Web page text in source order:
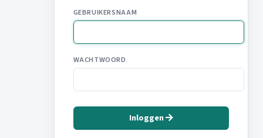
GEBRUIKERSNAAM
WACHTWOORD
Inloggen